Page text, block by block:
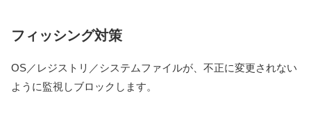
フィッシング対策
OS／レジストリ／システムファイルが、不正に変更されない
ように監視しブロックします。